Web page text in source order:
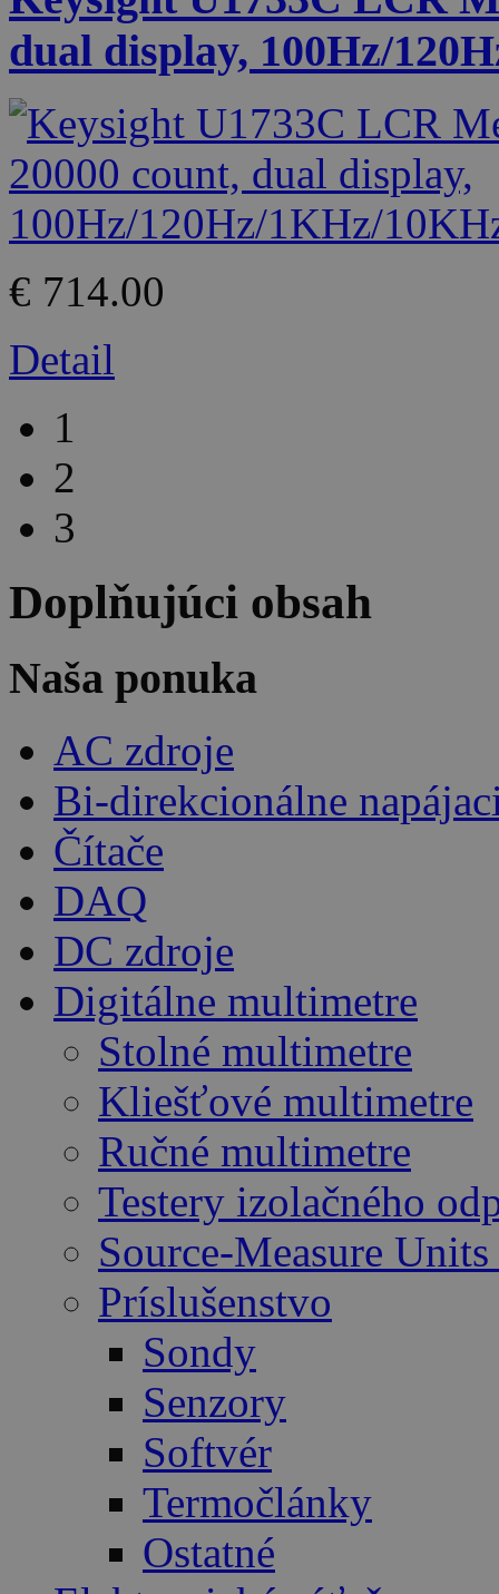
dual display, 100Hz/
€ 714.00
Detail
1
2
3
Doplňujúci obsah
Naša ponuka
AC zdroje
Bi-direkcionálne
Čítače
DAQ
DC zdroje
Digitálne multimetre
Stolné multimetre
Kliešťové multimetre
Ručné multimetre
Testery izolačného
Source-Measure
Príslušenstvo
Sondy
Senzory
Softvér
Termočlánky
Ostatné